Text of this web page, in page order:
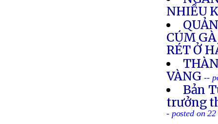
NHIỀU
CÚM
RÉT Ở
VÀNG --
Bản
trưởng
- posted on